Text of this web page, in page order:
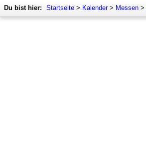
Du bist hier: Startseite > Kalender> Messen >